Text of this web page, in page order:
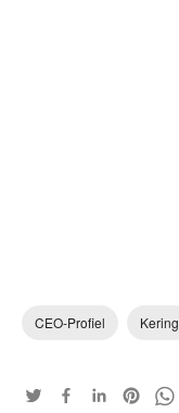
CEO-Profiel Kering